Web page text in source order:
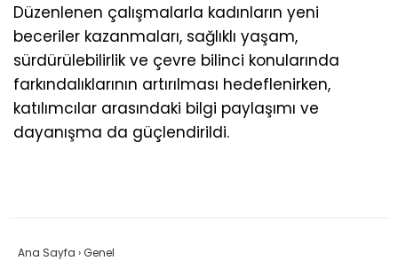
Düzenlenen çalışmalarla kadınların yeni
beceriler kazanmaları, sağlıklı yaşam,
sürdürülebilirlik ve çevre bilinci konularında
farkındalıklarının artırılması hedeflenirken,
katılımcılar arasındaki bilgi paylaşımı ve
dayanışma da güçlendirildi.
Ana Sayfa ›Genel